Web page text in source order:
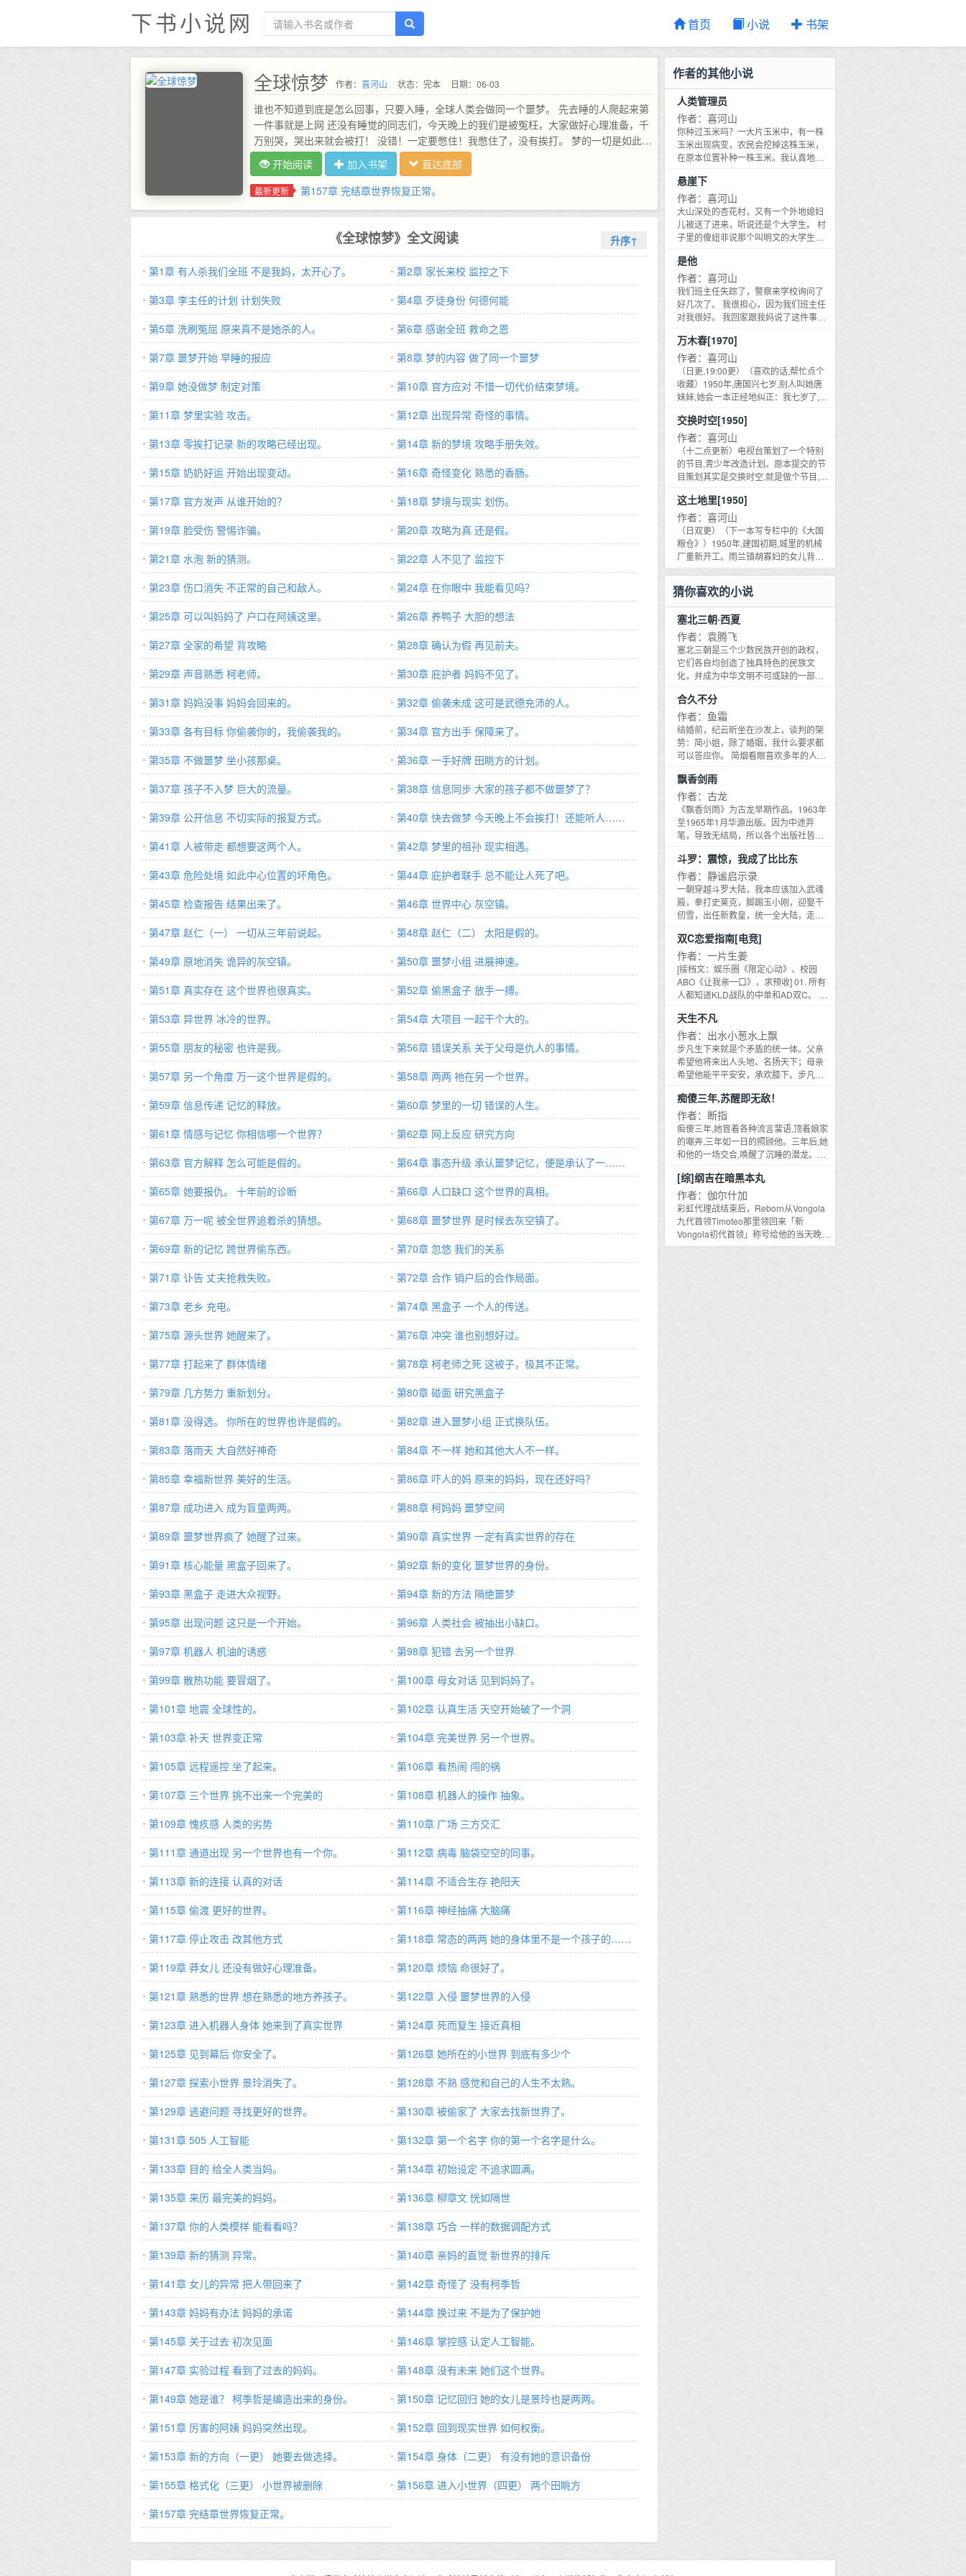
下书小说网 首页 小说 书架
全球惊梦 作者： 喜河山 状态：完本 日期：06-03
谁也不知道到底是怎么回事，只要入睡，全球人类会做同一个噩梦。 先去睡的人爬起来第
一件事就是上网 还没有睡觉的同志们，今天晚上的我们是被冤枉，大家做好心理准备，千
万别哭，哭出来就会被打！ 没错！一定要憋住！我憋住了，没有挨打。 梦的一切是如此真
实。 很快，先睡觉的人类分享的经验变成了 今天晚上是被打，别躲，躲了会被打得更惨，
别问我怎么知道，我现在在看心理医生，心理医生昨天晚上梦里也躲了，我们正在抱头痛
哭。 所有人都只能记住自己受的虐待，无法锁定到底是谁在虐待自己。 今天晚上大家一起
梦里是谁也行！ 景玲是平城中学高一的学生，她刚融入自己的班级，结果全人类开始做同
一个噩梦，就她没做，这不是欺负人吗？于是，她选择了撒谎。 我也梦到了，好吓人。…
开始阅读 加入书架 直达底部
最新更新 第157章 完结章世界恢复正常。
《全球惊梦》全文阅读 升序↑
第1章 有人杀我们全班 不是我妈，太开心了。
第2章 家长来校 监控之下
第3章 李主任的计划 计划失败
第4章 歹徒身份 何德何能
第5章 洗刷冤屈 原来真不是她杀的人。
第6章 感谢全班 救命之恩
第7章 噩梦开始 早睡的报应
第8章 梦的内容 做了同一个噩梦
第9章 她没做梦 制定对策
第10章 官方应对 不惜一切代价结束梦境。
第11章 梦里实验 攻击。
第12章 出现异常 奇怪的事情。
第13章 零挨打记录 新的攻略已经出现。
第14章 新的梦境 攻略手册失效。
第15章 奶奶好运 开始出现变动。
第16章 奇怪变化 熟悉的香肠。
第17章 官方发声 从谁开始的？
第18章 梦境与现实 划伤。
第19章 脸受伤 警惕诈骗。
第20章 攻略为真 还是假。
第21章 水泡 新的猜测。
第22章 人不见了 监控下
第23章 伤口消失 不正常的自己和敌人。
第24章 在你眼中 我能看见吗？
第25章 可以叫妈妈了 户口在阿姨这里。
第26章 养鸭子 大胆的想法
第27章 全家的希望 背攻略
第28章 确认为假 再见前夫。
第29章 声音熟悉 柯老师。
第30章 庇护者 妈妈不见了。
第31章 妈妈没事 妈妈会回来的。
第32章 偷袭未成 这可是武德充沛的人。
第33章 各有目标 你偷袭你的，我偷袭我的。
第34章 官方出手 保障来了。
第35章 不做噩梦 坐小孩那桌。
第36章 一手好牌 田眺方的计划。
第37章 孩子不入梦 巨大的流量。
第38章 信息同步 大家的孩子都不做噩梦了？
第39章 公开信息 不切实际的报复方式。
第40章 快去做梦 今天晚上不会挨打！还能听人……
第41章 人被带走 都想要这两个人。
第42章 梦里的祖孙 现实相遇。
第43章 危险处境 如此中心位置的坏角色。
第44章 庇护者联手 总不能让人死了吧。
第45章 检查报告 结果出来了。
第46章 世界中心 灰空镇。
第47章 赵仁（一） 一切从三年前说起。
第48章 赵仁（二） 太阳是假的。
第49章 原地消失 诡异的灰空镇。
第50章 噩梦小组 进展神速。
第51章 真实存在 这个世界也很真实。
第52章 偷黑盒子 放手一搏。
第53章 异世界 冰冷的世界。
第54章 大项目 一起干个大的。
第55章 朋友的秘密 也许是我。
第56章 错误关系 关于父母是仇人的事情。
第57章 另一个角度 万一这个世界是假的。
第58章 两两 祂在另一个世界。
第59章 信息传递 记忆的释放。
第60章 梦里的一切 错误的人生。
第61章 情感与记忆 你相信哪一个世界？
第62章 网上反应 研究方向
第63章 官方解释 怎么可能是假的。
第64章 事态升级 承认噩梦记忆，便是承认了一……
第65章 她要报仇。 十年前的诊断
第66章 人口缺口 这个世界的真相。
第67章 万一呢 被全世界追着杀的猜想。
第68章 噩梦世界 是时候去灰空镇了。
第69章 新的记忆 跨世界偷东西。
第70章 忽悠 我们的关系
第71章 讣告 丈夫抢救失败。
第72章 合作 销户后的合作局面。
第73章 老乡 充电。
第74章 黑盒子 一个人的传送。
第75章 源头世界 她醒来了。
第76章 冲突 谁也别想好过。
第77章 打起来了 群体情绪
第78章 柯老师之死 这被子，极其不正常。
第79章 几方势力 重新划分。
第80章 碰面 研究黑盒子
第81章 没得选。 你所在的世界也许是假的。
第82章 进入噩梦小组 正式换队伍。
第83章 落雨天 大自然好神奇
第84章 不一样 她和其他大人不一样。
第85章 幸福新世界 美好的生活。
第86章 吓人的妈 原来的妈妈，现在还好吗？
第87章 成功进入 成为盲童两两。
第88章 柯妈妈 噩梦空间
第89章 噩梦世界疯了 她醒了过来。
第90章 真实世界 一定有真实世界的存在
第91章 核心能量 黑盒子回来了。
第92章 新的变化 噩梦世界的身份。
第93章 黑盒子 走进大众视野。
第94章 新的方法 隔绝噩梦
第95章 出现问题 这只是一个开始。
第96章 人类社会 被抽出小缺口。
第97章 机器人 机油的诱惑
第98章 犯错 去另一个世界
第99章 散热功能 要冒烟了。
第100章 母女对话 见到妈妈了。
第101章 地震 全球性的。
第102章 认真生活 天空开始破了一个洞
第103章 补天 世界变正常
第104章 完美世界 另一个世界。
第105章 远程遥控 坐了起来。
第106章 看热闹 闯的祸
第107章 三个世界 挑不出来一个完美的
第108章 机器人的操作 抽象。
第109章 愧疚感 人类的劣势
第110章 广场 三方交汇
第111章 通道出现 另一个世界也有一个你。
第112章 病毒 脑袋空空的同事。
第113章 新的连接 认真的对话
第114章 不适合生存 艳阳天
第115章 偷渡 更好的世界。
第116章 神经抽痛 大脑痛
第117章 停止攻击 改其他方式
第118章 常态的两两 她的身体里不是一个孩子的……
第119章 莽女儿 还没有做好心理准备。
第120章 烦恼 命很好了。
第121章 熟悉的世界 想在熟悉的地方养孩子。
第122章 入侵 噩梦世界的入侵
第123章 进入机器人身体 她来到了真实世界
第124章 死而复生 接近真相
第125章 见到幕后 你安全了。
第126章 她所在的小世界 到底有多少个
第127章 探索小世界 景玲消失了。
第128章 不熟 感觉和自己的人生不太熟。
第129章 逃避问题 寻找更好的世界。
第130章 被偷家了 大家去找新世界了。
第131章 505 人工智能
第132章 第一个名字 你的第一个名字是什么。
第133章 目的 给全人类当妈。
第134章 初始设定 不追求圆满。
第135章 来历 最完美的妈妈。
第136章 柳章文 恍如隔世
第137章 你的人类模样 能看看吗？
第138章 巧合 一样的数据调配方式
第139章 新的猜测 异常。
第140章 亲妈的直觉 新世界的排斥
第141章 女儿的异常 把人带回来了
第142章 奇怪了 没有柯季哲
第143章 妈妈有办法 妈妈的承诺
第144章 换过来 不是为了保护她
第145章 关于过去 初次见面
第146章 掌控感 认定人工智能。
第147章 实验过程 看到了过去的妈妈。
第148章 没有未来 她们这个世界。
第149章 她是谁？ 柯季哲是编造出来的身份。
第150章 记忆回归 她的女儿是景玲也是两两。
第151章 厉害的阿姨 妈妈突然出现。
第152章 回到现实世界 如何权衡。
第153章 新的方向（一更） 她要去做选择。
第154章 身体（二更） 有没有她的意识备份
第155章 格式化（三更） 小世界被删除
第156章 进入小世界（四更） 两个田眺方
第157章 完结章世界恢复正常。
作者的其他小说
人类管理员
作者：喜河山
你种过玉米吗？一大片玉米中，有一株
玉米出现病变，农民会挖掉这株玉米，
在原本位置补种一株玉米。我认真地给
旧在崩溃大喊大叫:这就是你把我杀了，
再补了一个一模一样的我的原因？ 我赶
紧解释道:可不敢胡说，这不是杀，这是
替换，你没有死，你只是变成了所有人
都看不见的模式。而且也不是一模一样
你。 他不领情，还在继续崩溃，我只能
拿出一个人类管理员应该有的耐心，继
续跟他解释道 你看，这一大片人类，长
得多好，但是出现了一个你，你发生了
变异，我把他做的事情放在他面前，告
诉他他的暴力和赌博导致六个人类直接
被伤害，十八个人类被间接伤害，这些
人本来都有更美好的人生。 说到这里，
我真的很为我的工作骄傲：你看，有了
那个勤快上进的你，现在你的老婆孩子
多开心！ 可惜了，他不是一个会为别人
的工作而骄傲的人，他还在崩溃，而且
还要打我。 我一边跑，一边羡慕种玉米
的人，毕竟玉米被拔出来以后就不会追
人打。 ps:不会挨打。她就是纯粹爱玩。
再ps:多元是因为单元文中会出现女主将
古代女性灵魂放进现代男性身体里。不
涉及其他性向。 正文第三人称。单元
文。故事是群像。
悬崖下
作者：喜河山
大山深处的杏花村，又有一个外地媳妇
儿被送了进来，听说还是个大学生。 村
子里的傻妞非说那个叫明文的大学生是
就会死。 本来没有人信，直到村子里得
罪了明文的人接二连三地死去，而山里
受伤的动物会频繁找上明文，她每次都
能把动物救活。大家发现，这个叫做明
文的女人好像真是神仙下凡。 平城，刑
个人贩子把一名医学生卖进了大山。 她
们叫那名医学生明文。 Ps:群像，主角栏
选的办案警察，实际上每个角色都很重
要。 故事重写过，所以新入坑的读者朋
友，不要翻前面的评论区。前面的评论
区和内容对不上。
是他
作者：喜河山
我们班主任失踪了，警察来学校询问了
好几次了。 我很担心，因为我们班主任
对我很好。 我回家跟我妈说了这件事，
想，班主任那么好的人，肯定会没事
的。 第二天，我发现我们班主任在我家
地下室里，五花大绑，身上都是被虐待
过的痕迹。 我还没来得及弄清楚到底怎
么回事。 我妈回来了。
万木春[1970]
作者：喜河山
（日更,19:00更）（喜欢的话,帮忙点个
收藏）1950年,唐国兴七岁,别人叫她唐
妹妹,她会一本正经地纠正：我七岁了,不
她学木工,以后做个木匠。唐国兴：我以
后不当木匠,我要当粮仓主任！1970年,
二十七岁的唐国兴是粮仓主任,木工篾工
做得比谁都好,这一年雨兰镇遭遇了雹灾,
她们的目标是艰苦奋斗,努力救灾。2018
在疗养院里,不缺吃不缺喝,可她依旧挂念
着老家的田地。——以唐国兴的一生看
农村的变化PS：正文是三个时代穿插对
比着写,可以挑自己喜欢的年代看。第一
个事件：1953年和2018年唐国兴这个人
第二个事件：1953年和1972年关于当主
任这件事第三个事件：1973年和2018年
电影队与电影院第四个事件：1953年和
2018年过年第六个事件：1972年和
2018年知青岁月第七个事件：1972年和
2018年开荒与退耕还林第八个事件：
1953年和1973年村医与合作医疗第九个
事件：1973年和2018年儿童教育第十个
事件：1953年和2018年迷信与网络诈骗
作者的其他完结文：《这土地里》建国
初期的女性群像文作者下一本要写：
《电厂1930》民国时期女工人们的故事
文案：1931年,薛临光进了电厂,她成为
了一名电厂工人,那一年,她会跟朋友开玩
笑,看到那光了吗？那里面有我的一份汗
水。1949年,她在电厂的第18年,第一次
真正看到了光。故事就是战乱中的普通
人熬过战争,最后护厂迎接新时代。
交换时空[1950]
作者：喜河山
（十二点更新）电视台策划了一个特别
的节目,青少年改造计划。原本提交的节
目策划其实是交换时空,就是做个节目,让
通过,上面说你们又不能真的把五十年代
的人带回来,于是就改成了五六十年代为
主题的改造计划。把五个青少年送去了
以五十年代为主题的乡下磨练。五个人
到达目的地,还真是五十年代风格,没有电,
没有厕所,还给她们分配了一个祖上。这
里的演员们都非常拼命,真的能在地里干
一天活,五个待改造青少年经常凑在一起
琢磨节目组到底给了多少钱。他们居然
还遇到了土匪,看来节目组花了不少心血
啊。就是不知道摄像头在哪儿。时空局
收到了一个节目策划书,觉得还可以便通
过了。时空局找到了两个时空的人,为她
们牵线。2020年的城市里,一个老人接到
了一个电话,让她去老家的山脚接她的亲
妈。1950年的村子里,一个寡妇听完了节
目流程,她问了一下：我们家有六个孩子,
这是哪一个孩子的后代？那穿着黑西装
的工作人员说道：老幺的。门后偷听的
小姑娘一喜,她的后代要来了？为了迎接
这个后代,小姑娘激动得好几天都没有睡
好觉。结果——好吃懒做！不听话！不
懂事,三天打烂了两个碗,还偷东西吃！我
打死你这个不肖子孙！ps：这个故事是
交换时空,但考虑到现代过去双线叙事的
阅读难度,所以暂时把1950的人来到现代
这部分搁置,先写1950年的故事。作者完
结文推荐：《这土地里》建国初期的农
村女性群像《万木春》农村建设中的女
性群像下一本写《电厂1930》1931年,
薛临光进了电厂,她成为了一名电厂工人,
那一年,她会跟朋友开玩笑,看到那光了
吗？那里面有我的一份汗水。1949年,她
故事就是战乱中的普通人熬过战争,最后
护厂迎接新时代。
这土地里[1950]
作者：喜河山
（日双更）（下一本写专栏中的《大国
粮仓》）1950年,建国初期,城里的机械
厂重新开工。雨兰镇胡寡妇的女儿背上
了行李,把母亲托付给了镇上的粮仓,只身
口中的新世界,可她还是听从女儿的安排,
来到了粮仓,给保粮队伍做饭,在这里,她看
到了无数先进分子为之奋斗的新天地。
ps：1,文中提到的钢铁厂职工为了拯救
国家财产,勇拆炸弹事件是真实历史。来
源于《重钢厂志》2,粮仓部分的故事取
材于1950年的开县,1950年华东粮食告
食县内全部是人工运输。1976年,开县遭
遇特大雹灾,东北调6700万斤粮食帮助开
县度过难关。3,机械厂部分原型来自于
利生铁厂,厚生铁厂,宜宾造纸机械厂。4,
平安的原型是建国初期的工业,胡寡妇
（唐丽娟）原型是建国初期的农业。5,
凡是觉得怎么可能！的事件大概率就是
有原型的。下一本写《大国粮仓》文
案：1950年,唐妹妹七岁,爷爷是粮仓保
安,别人问她叫什么,她还只会回答我叫妹
妹,爷爷会说,妹妹啊,你要说你叫唐国兴。
1970年,二十七岁的唐国兴是粮仓主任,
这一年她们的目标是自力更生艰苦奋斗,
争取在年底换新仓库。2020年,唐奶奶会
在下雨天突然醒来,这么大的雨！得去看
看粮仓的情况！等她急急忙忙穿上雨衣
的时候又想起来了现在的粮仓是计算机
检测粮情,早就不怕下雨了。你曾盼望的
东西,未来都会有,火力烘干塔会有的,机械
通风储粮会有的,计算机粮情检测也会有
的。
猜你喜欢的小说
塞北三朝·西夏
作者：袁腾飞
塞北三朝是三个少数民族开创的政权，
它们各自均创造了独具特色的民族文
化，并成为中华文明不可或缺的一部
史话体风格，以大家都熟悉的某个历史
人物或历史事件为讲述的起点，穿针引
线般地将辽、西夏、金的历史肌理层层
解析，让读者快速进入并深刻了解那段
鲜为人知的神秘历史。读者徜徉其中，
场，又仿佛一幕幕历史话剧就在自己身
边上演，辨不清自己是今人还是古人。
本书经作者本人及相关专家精心修订，
晓畅、活泼，严谨、科学，是白话文以
来全面系统解读塞北三朝的最新力作。
合久不分
作者：鱼霜
结婚前，纪云昕坐在沙发上，谈判的架
势：简小姐，除了婚姻，我什么要求都
可以答应你。 简烟看眼喜欢多年的人，
分钟，在结婚协议书上签了自己名字。
隐婚三年，相敬如冰，简烟出去旅游一
趟回来终于想清楚，决定放纪云昕自
由，她捏着离婚协议书找纪云昕，几分
钟后，签了。 离婚后的简烟在娱乐圈混
好，唯一不好的是，她发现自己怀孕
了。 孩子还是纪云昕的。 食用须知： 1.
俗文，老梗，狗血多，去留随意，不必
告知。 2.生子梗需要药物辅助。
飘香剑雨
作者：古龙
《飘香剑雨》为古龙早期作品。1963年
至1965年1月华源出版。因为中途弃
笔，导致无结局，所以各个出版社皆请
讲述了名满江湖的铁戟温侯吕南人因妻
子背叛自己、改嫁武林恶势力天争教教
主萧无，打算从此隐姓埋名，躲避仇
家。然而他与生俱来的正义之心却让他
结识了一帮武林正道好友，更练就了一
除害的复仇之路时，却突然得知前妻曾
为自己产下一子，当天就被人掠走……
等待着这对父子的会是怎样的命运呢？
斗罗：震惊，我成了比比东
作者：静谧启示录
一朝穿越斗罗大陆，我本应该加入武魂
殿，拳打史莱克，脚踢玉小刚，迎娶千
仞雪，出任新教皇，统一全大陆，走向
了比比东。
双C恋爱指南[电竞]
作者：一片生姜
[接档文：娱乐圈《限定心动》、校园
ABO《让我亲一口》，求预收] 01. 所有
人都知道KLD战队的中单和AD双C。 他
次级联赛互为敌手，却于同一年升入
LPL，恰巧成为了队友。他们相携陪伴
着从最低谷走出来，一步步成为队伍的
支柱与倚靠。他们令天神侧目，皇帝垂
首，他们本身就是一个王朝。 他们是英
C，最好的The Mid与The ADCarry。
02. 但是没有人知道，他们的同队根本不
是恰巧，而是故意为之。正如没有人知
道明可追在江衍的心底究竟占有多么重
要的分量，他小心翼翼地从不惊动对
方，用温和而冷淡的宽容见证着他的一
切，他的大杀四方，他的无理取闹，他
的怦然心动。 而江衍也不会知道，明可
追有一个从未说出口的秘密。 在明可追
的心里，他才是那轮第一眼看见之后，
就永恒皎洁的月亮。 [往者不可谏，来者
犹可追。] —————————— 温柔
天生不凡
作者：出水小葱水上飘
步凡生下来就是个矛盾的统一体。父亲
希望他将来出人头地、名扬天下；母亲
希望他能平平安安，承欢膝下。步凡却
的终极。 作品的背景为现代都市，第一
卷为成长篇，描写步凡无忧无虑的成长
经历和学艺路程；第二卷中步凡将来到
都市，一个医武双修的人，在大都市将
遇到些什么人，什么事呢。
痴傻三年,苏醒即无敌！
作者：断指
痴傻三年,她冒着各种流言蜚语,顶着娘家
的嘲弄,三年如一日的照顾他。三年后,她
和他的一场交合,唤醒了沉睡的潜龙。潜
[综]纲吉在暗黑本丸
作者：伽尔什加
彩虹代理战结束后，Reborn从Vongola
九代首领Timoteo那里领回来「新
Vongola初代首领」称号给他的当天晚
上，纲吉睡前心里还在吐槽「如何才能